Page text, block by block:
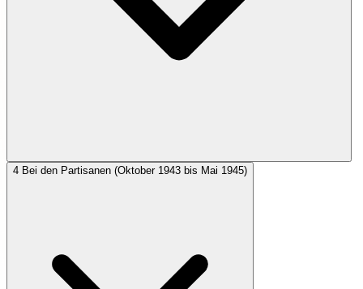
4 Bei den Partisanen (Oktober 1943 bis Mai 1945)